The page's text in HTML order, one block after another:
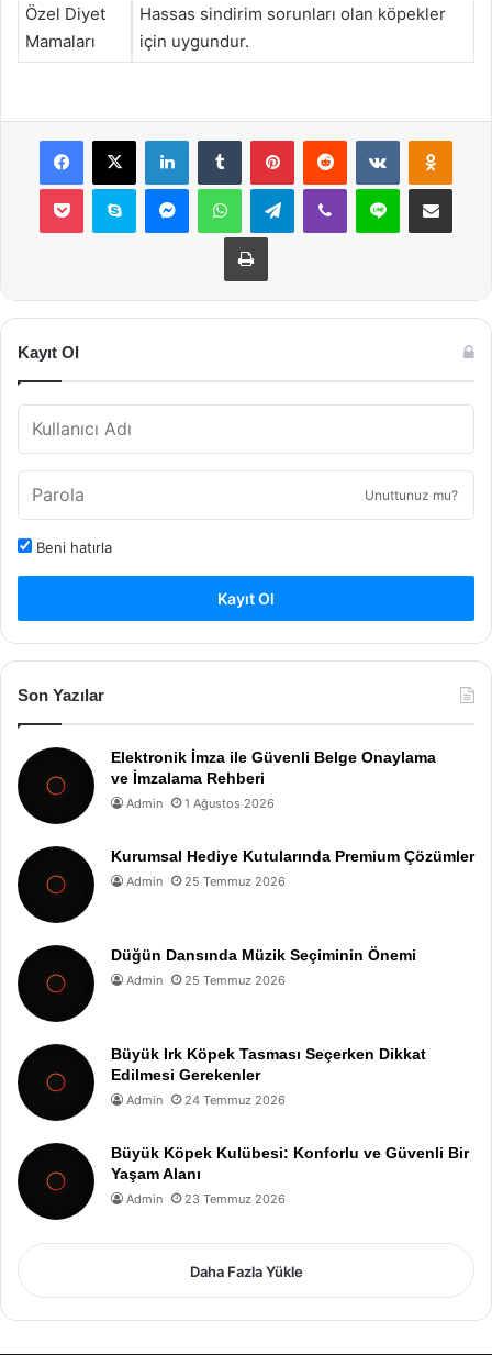
Özel Diyet
Mamaları
Hassas sindirim sorunları olan köpekler
için uygundur.
Facebook
X LinkedInTumblr PinterestReddit VKontakte
Pocket Skype MessengerWhatsAppTelegramViber Line E-Posta ile
Yazdır
Kayıt Ol
Unuttunuz mu?
Beni hatırla
Kayıt Ol
Son Yazılar
Elektronik İmza ile Güvenli Belge Onaylama
ve İmzalama Rehberi
Admin 1 Ağustos 2026
Kurumsal Hediye Kutularında Premium Çözümler
Admin 25 Temmuz 2026
Düğün Dansında Müzik Seçiminin Önemi
Admin 25 Temmuz 2026
Büyük Irk Köpek Tasması Seçerken Dikkat
Edilmesi Gerekenler
Admin 24 Temmuz 2026
Büyük Köpek Kulübesi: Konforlu ve Güvenli Bir
Yaşam Alanı
Admin 23 Temmuz 2026
Daha Fazla Yükle